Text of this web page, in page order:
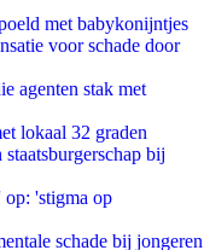
met babykonijntjes
voor schade door
agenten stak met
lokaal 32 graden
bij
'stigma op
schade bij jongeren